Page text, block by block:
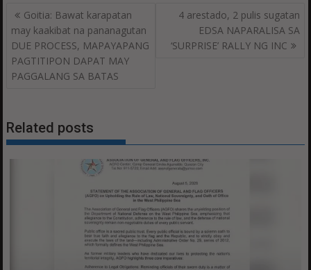
Post
navigation
Goitia: Bawat karapatan
may kaakibat na pananagutan
DUE PROCESS, MAPAYAPANG
PAGTITIPON DAPAT MAY
PAGGALANG SA BATAS
4 arestado, 2 pulis sugatan
EDSA NAPARALISA SA
‘SURPRISE’ RALLY NG INC
Related posts